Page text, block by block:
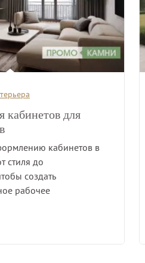
кабинетов для
кабинетов в
стиля до
создать
рабочее